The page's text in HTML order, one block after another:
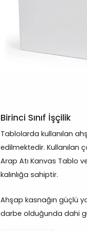
Birinci Sınıf İşçilik
Tablolarda kullanılan
edilmektedir. Kullanılan
Arap Atı Kanvas Tablo
kalınlığa sahiptir.
Ahşap kasnağın güçlü
darbe olduğunda dahi